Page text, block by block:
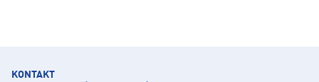
KONTAKT